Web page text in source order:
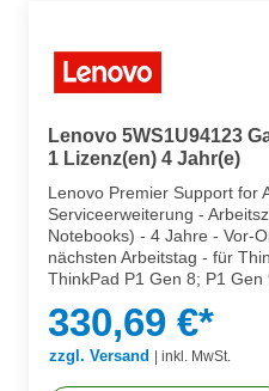
Lenovo 5WS1U94123
1 Lizenz(en) 4 Jahr(e)
Lenovo Premier Support for
Serviceerweiterung -
Notebooks) - 4 Jahre - Vor-
nächsten Arbeitstag - für
ThinkPad P1 Gen 8; P1
330,69 €*
zzgl. Versand | inkl. MwSt.